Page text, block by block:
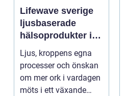
Lifewave sverige
ljusbaserade
hälsoprodukter i
fokus
Ljus, kroppens egna
processer och önskan
om mer ork i vardagen
möts i ett växande